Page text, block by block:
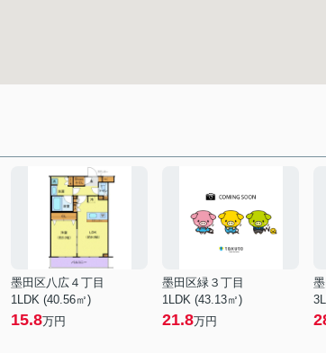
墨田区八広４丁目
1LDK (40.56㎡)
15.8万円
墨田区緑３丁目
1LDK (43.13㎡)
21.8万円